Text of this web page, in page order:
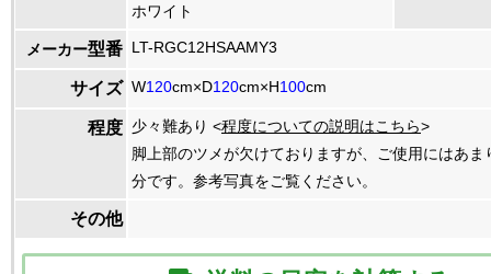
ホワイト
メーカー型番 LT-RGC12HSAAMY3
サイズ W120cm×D120cm×H100cm
程度 少々難あり <程度についての説明はこちら>
脚上部のツメが欠けておりますが、ご使用にはあま
分です。参考写真をご覧ください。
その他